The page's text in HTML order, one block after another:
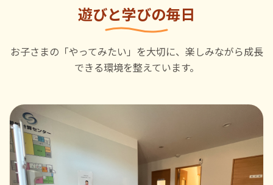
遊びと学びの毎日
お子さまの「やってみたい」を大切に、楽しみながら成長
できる環境を整えています。